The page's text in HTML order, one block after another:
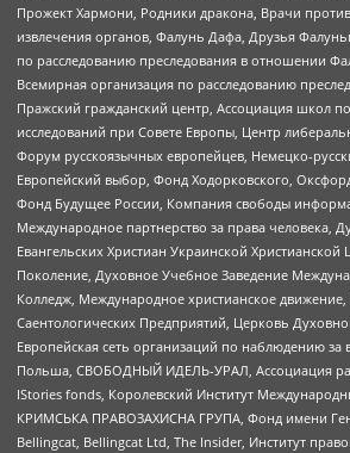
Прожект Хармони, Родники дракона, Врачи
извлечения органов, Фалунь Дафа, Друзья
по расследованию преследования в отношении
Всемирная организация по расследованию
Пражский гражданский центр, Ассоциация школ
исследований при Совете Европы, Центр
Форум русскоязычных европейцев, Немецко-
Европейский выбор, Фонд Ходорковского,
Фонд Будущее России, Компания свободы
Международное партнерство за права человека,
Евангельских Христиан Украинской Христианской
Поколение, Духовное Учебное Заведение
Колледж, Международное христианское
Саентологических Предприятий, Церковь
Европейская сеть организаций по наблюдению
Польша, СВОБОДНЫЙ ИДЕЛЬ-УРАЛ, Ассоциация
IStories fonds, Королевский Институт
КРИМСЬКА ПРАВОЗАХИСНА ГРУПА, Фонд имени
Bellingcat, Bellingcat Ltd, The Insider, Институт